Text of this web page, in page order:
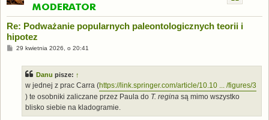
Re: Podważanie popularnych paleontologicznych teorii i
hipotez
P29 kwietnia 2026, o 20:41
Danu pisze: ↑
w jednej z prac Carra (https://link.springer.com/article/10.10 ... /figures/3
) te osobniki zaliczane przez Paula do T. regina są mimo wszystko
blisko siebie na kladogramie.